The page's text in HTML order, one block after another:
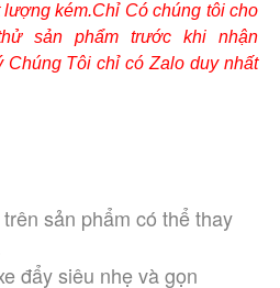
kém.Chỉ Có chúng tôi cho
sản phẩm trước khi nhận
Chúng Tôi chỉ có Zalo duy nhất